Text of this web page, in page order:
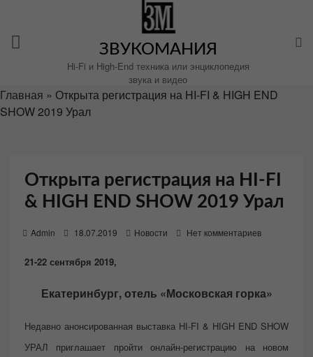
содержимому
ЗВУКОМАНИЯ
Hi-Fi и High-End техника или энциклопедия
звука и видео
Главная » Открыта регистрация на HI-FI & HIGH END
SHOW 2019 Урал
Открыта регистрация на HI-FI
& HIGH END SHOW 2019 Урал
Admin
s
e
o
n
18.07.2019 Новости Нет комментариев
21-22 сентября 2019,
Екатеринбург, отель «Московская горка»
Недавно анонсированная выставка HI-FI & HIGH END SHOW
УРАЛ приглашает пройти онлайн-регистрацию на новом